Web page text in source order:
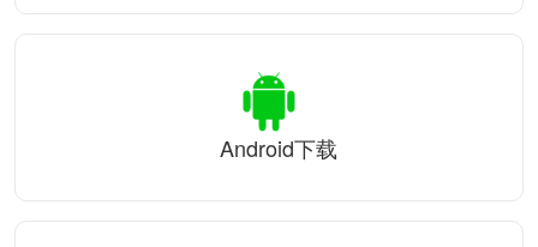
Android下载